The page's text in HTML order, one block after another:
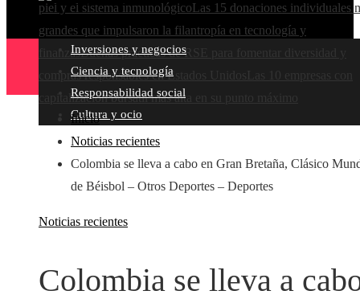
piel y el sistema inmunológicoLas 15 donaciones individuales
grandes que impulsaron la filantropía en tecnología y
finanzasBuenas prácticas de RSE para fomentar diversidad y
compras responsables en Estados Unidos
capitalización bursátil más alta en su punto máximo
Inversiones y negocios
Ciencia y tecnología
Responsabilidad social
Cultura y ocio
Inicio
Noticias recientes
Colombia se lleva a cabo en Gran Bretaña, Clásico
de Béisbol – Otros Deportes – Deportes
Noticias recientes
Colombia se lleva a